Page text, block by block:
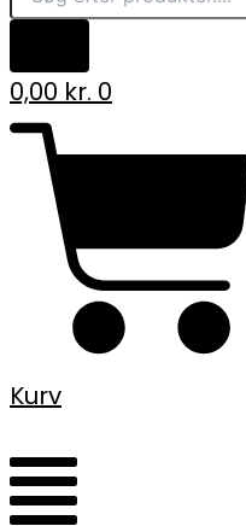
0,00 kr. 0
Kurv